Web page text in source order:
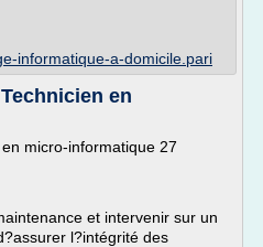
informatique-a-domicile.pari
en
micro-informatique 27
et intervenir sur un
l?intégrité des